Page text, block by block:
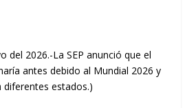
del 2026.-La SEP anunció que el
antes debido al Mundial 2026 y
diferentes estados.)